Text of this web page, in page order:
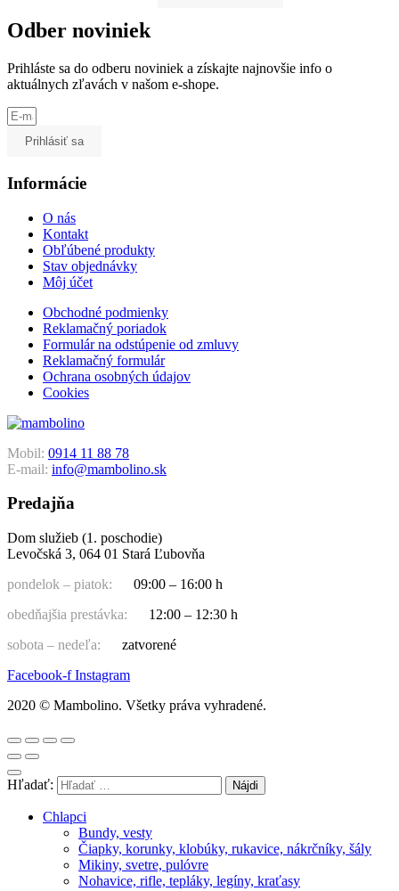
Odber noviniek
Prihláste sa do odberu noviniek a získajte najnovšie info o
aktuálnych zľavách v našom e-shope.
Prihlásiť sa
Informácie
O nás
Kontakt
Obľúbené produkty
Stav objednávky
Môj účet
Obchodné podmienky
Reklamačný poriadok
Formulár na odstúpenie od zmluvy
Reklamačný formulár
Ochrana osobných údajov
Cookies
Mobil: 0914 11 88 78
E-mail: info@mambolino.sk
Predajňa
Dom služieb (1. poschodie)
Levočská 3, 064 01 Stará Ľubovňa
pondelok – piatok:
09:00 – 16:00 h
obedňajšia prestávka:
12:00 – 12:30 h
sobota – nedeľa:
zatvorené
Facebook-f Instagram
2020 © Mambolino. Všetky práva vyhradené.
Hľadať:
Chlapci
Bundy, vesty
Čiapky, korunky, klobúky, rukavice, nákrčníky, šály
Mikiny, svetre, pulóvre
Nohavice, rifle, tepláky, legíny, kraťasy